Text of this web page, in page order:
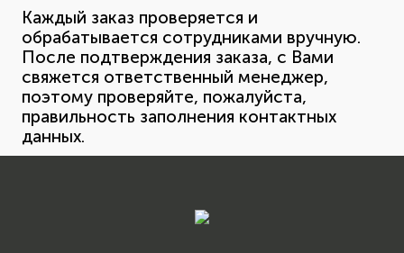
Каждый заказ проверяется и
обрабатывается сотрудниками вручную.
После подтверждения заказа, с Вами
свяжется ответственный менеджер,
поэтому проверяйте, пожалуйста,
правильность заполнения контактных
данных.